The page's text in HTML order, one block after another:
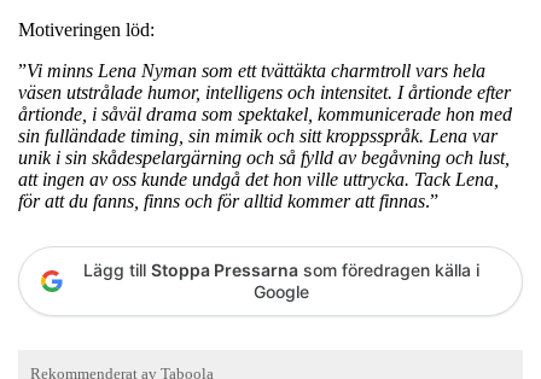
Motiveringen löd:
”Vi minns Lena Nyman som ett tvättäkta charmtroll vars hela
väsen utstrålade humor, intelligens och intensitet. I årtionde efter
årtionde, i såväl drama som spektakel, kommunicerade hon med
sin fulländade timing, sin mimik och sitt kroppsspråk. Lena var
unik i sin skådespelargärning och så fylld av begåvning och lust,
att ingen av oss kunde undgå det hon ville uttrycka. Tack Lena,
för att du fanns, finns och för alltid kommer att finnas.”
Lägg till Stoppa Pressarna som föredragen källa i
Google